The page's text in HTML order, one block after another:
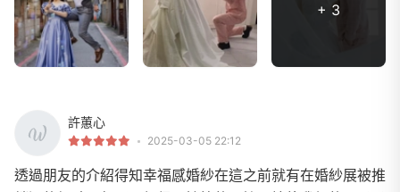
+ 3
許蕙心
2025-03-05 22:12
透過朋友的介紹得知幸福感婚紗在這之前就有在婚紗展被推